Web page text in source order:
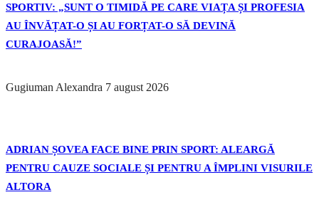
SPORTIV: „SUNT O TIMIDĂ PE CARE VIAȚA ȘI PROFESIA
AU ÎNVĂȚAT-O ȘI AU FORȚAT-O SĂ DEVINĂ
CURAJOASĂ!”
Gugiuman Alexandra 7 august 2026
ADRIAN ȘOVEA FACE BINE PRIN SPORT: ALEARGĂ
PENTRU CAUZE SOCIALE ȘI PENTRU A ÎMPLINI VISURILE
ALTORA